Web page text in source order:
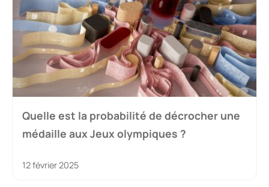
Quelle est la probabilité de décrocher une
médaille aux Jeux olympiques ?
12 février 2025